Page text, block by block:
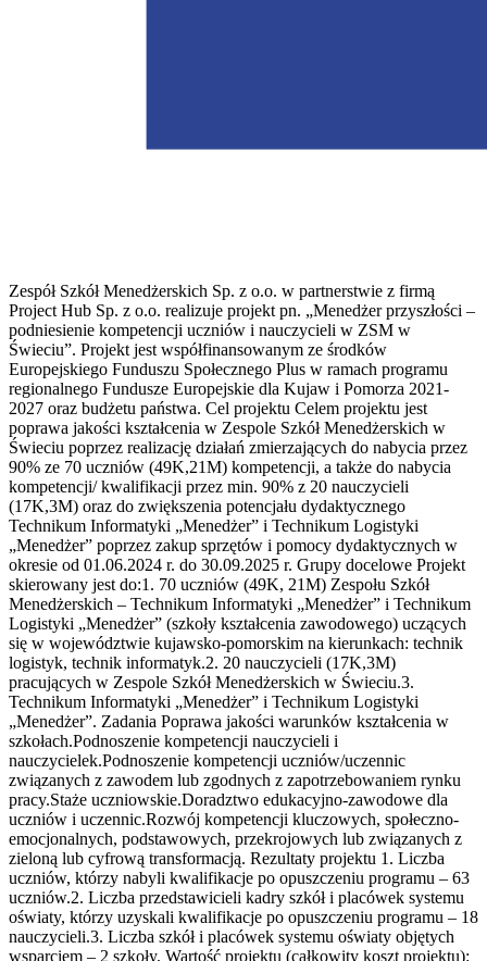
Zespół Szkół Menedżerskich Sp. z o.o. w partnerstwie z firmą
Project Hub Sp. z o.o. realizuje projekt pn. „Menedżer przyszłości –
podniesienie kompetencji uczniów i nauczycieli w ZSM w
Świeciu”. Projekt jest współfinansowanym ze środków
Europejskiego Funduszu Społecznego Plus w ramach programu
regionalnego Fundusze Europejskie dla Kujaw i Pomorza 2021-
2027 oraz budżetu państwa. Cel projektu Celem projektu jest
poprawa jakości kształcenia w Zespole Szkół Menedżerskich w
Świeciu poprzez realizację działań zmierzających do nabycia przez
90% ze 70 uczniów (49K,21M) kompetencji, a także do nabycia
kompetencji/ kwalifikacji przez min. 90% z 20 nauczycieli
(17K,3M) oraz do zwiększenia potencjału dydaktycznego
Technikum Informatyki „Menedżer” i Technikum Logistyki
„Menedżer” poprzez zakup sprzętów i pomocy dydaktycznych w
okresie od 01.06.2024 r. do 30.09.2025 r. Grupy docelowe Projekt
skierowany jest do:1. 70 uczniów (49K, 21M) Zespołu Szkół
Menedżerskich – Technikum Informatyki „Menedżer” i Technikum
Logistyki „Menedżer” (szkoły kształcenia zawodowego) uczących
się w województwie kujawsko-pomorskim na kierunkach: technik
logistyk, technik informatyk.2. 20 nauczycieli (17K,3M)
pracujących w Zespole Szkół Menedżerskich w Świeciu.3.
Technikum Informatyki „Menedżer” i Technikum Logistyki
„Menedżer”. Zadania Poprawa jakości warunków kształcenia w
szkołach.Podnoszenie kompetencji nauczycieli i
nauczycielek.Podnoszenie kompetencji uczniów/uczennic
związanych z zawodem lub zgodnych z zapotrzebowaniem rynku
pracy.Staże uczniowskie.Doradztwo edukacyjno-zawodowe dla
uczniów i uczennic.Rozwój kompetencji kluczowych, społeczno-
emocjonalnych, podstawowych, przekrojowych lub związanych z
zieloną lub cyfrową transformacją. Rezultaty projektu 1. Liczba
uczniów, którzy nabyli kwalifikacje po opuszczeniu programu – 63
uczniów.2. Liczba przedstawicieli kadry szkół i placówek systemu
oświaty, którzy uzyskali kwalifikacje po opuszczeniu programu – 18
nauczycieli.3. Liczba szkół i placówek systemu oświaty objętych
wsparciem – 2 szkoły. Wartość projektu (całkowity koszt projektu):